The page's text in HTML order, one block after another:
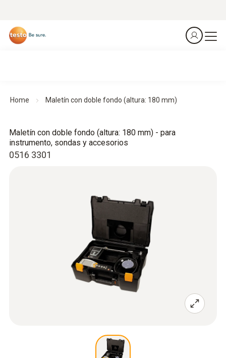
Home Maletín con doble fondo (altura: 180 mm)
0516 3301
Maletín con doble fondo (altura: 180 mm) - para
instrumento, sondas y accesorios